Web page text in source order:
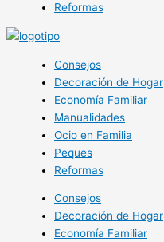
Reformas
Consejos
Decoración de Hogar
Economía Familiar
Manualidades
Ocio en Familia
Peques
Reformas
Consejos
Decoración de Hogar
Economía Familiar